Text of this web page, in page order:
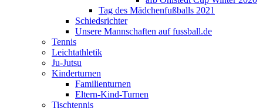
Tag des Mädchenfußballs 2021
Schiedsrichter
Unsere Mannschaften auf fussball.de
Tennis
Leichtathletik
Ju-Jutsu
Kinderturnen
Familienturnen
Eltern-Kind-Turnen
Tischtennis